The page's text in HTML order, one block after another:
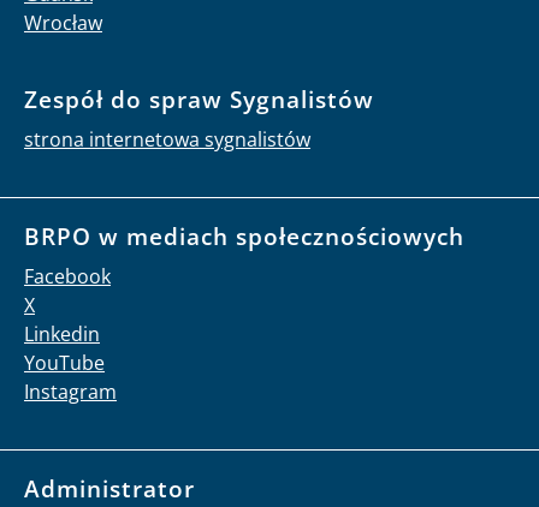
Wrocław
Zespół do spraw Sygnalistów
strona internetowa sygnalistów
BRPO w mediach społecznościowych
Facebook
X
Linkedin
YouTube
Instagram
Administrator